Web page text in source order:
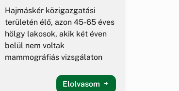
Hajmáskér közigazgatási
területén élő, azon 45-65 éves
hölgy lakosok, akik két éven
belül nem voltak
mammográfiás vizsgálaton
Elolvasom